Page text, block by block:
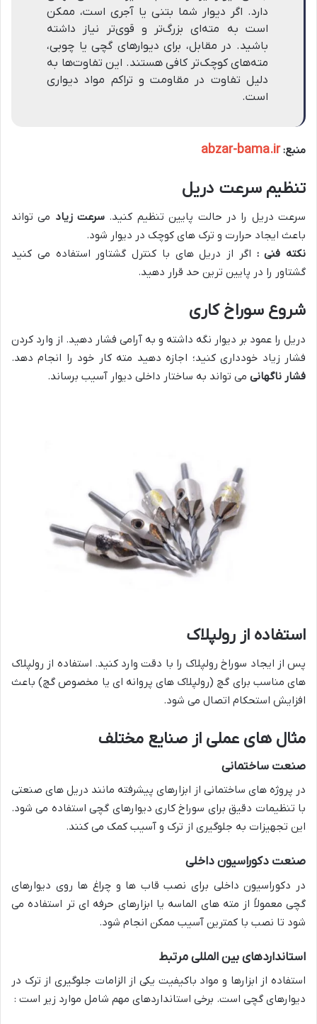
دارد. اگر دیوار شما بتنی یا آجری است، ممکن
است به مته‌ای بزرگ‌تر و قوی‌تر نیاز داشته
باشید. در مقابل، برای دیوارهای گچی یا چوبی،
مته‌های کوچک‌تر کافی هستند. این تفاوت‌ها به
دلیل تفاوت در مقاومت و تراکم مواد دیواری
است.
منبع:abzar-bama.ir
تنظیم سرعت دریل
سرعت دریل را در حالت پایین تنظیم کنید. سرعت زیاد می تواند
باعث ایجاد حرارت و ترک های کوچک در دیوار شود.
نکته فنی : اگر از دریل های با کنترل گشتاور استفاده می کنید
گشتاور را در پایین ترین حد قرار دهید.
شروع سوراخ کاری
دریل را عمود بر دیوار نگه داشته و به آرامی فشار دهید. از وارد کردن
فشار زیاد خودداری کنید؛ اجازه دهید مته کار خود را انجام دهد.
فشار ناگهانی می تواند به ساختار داخلی دیوار آسیب برساند.
استفاده از رولپلاک
پس از ایجاد سوراخ رولپلاک را با دقت وارد کنید. استفاده از رولپلاک
های مناسب برای گچ (رولپلاک های پروانه ای یا مخصوص گچ) باعث
افزایش استحکام اتصال می شود.
مثال های عملی از صنایع مختلف
صنعت ساختمانی
در پروژه های ساختمانی از ابزارهای پیشرفته مانند دریل های صنعتی
با تنظیمات دقیق برای سوراخ کاری دیوارهای گچی استفاده می شود.
این تجهیزات به جلوگیری از ترک و آسیب کمک می کنند.
صنعت دکوراسیون داخلی
در دکوراسیون داخلی برای نصب قاب ها و چراغ ها روی دیوارهای
گچی معمولاً از مته های الماسه یا ابزارهای حرفه ای تر استفاده می
شود تا نصب با کمترین آسیب ممکن انجام شود.
استانداردهای بین المللی مرتبط
استفاده از ابزارها و مواد باکیفیت یکی از الزامات جلوگیری از ترک در
دیوارهای گچی است. برخی استانداردهای مهم شامل موارد زیر است :